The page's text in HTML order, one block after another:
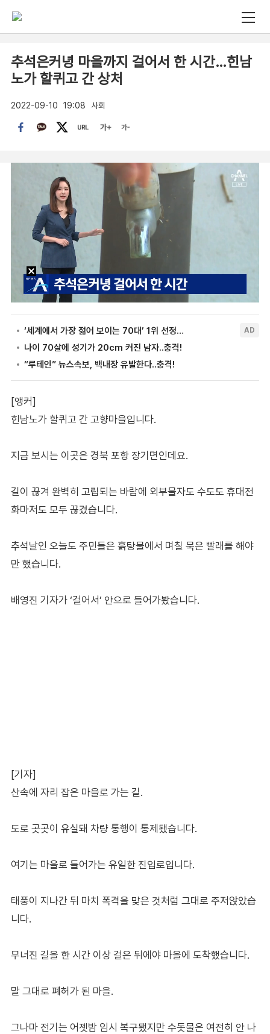
추석은커녕 마을까지 걸어서 한 시간…힌남
노가 할퀴고 간 상처
2022-09-10 19:08 사회
[앵커]
힌남노가 할퀴고 간 고향마을입니다.
지금 보시는 이곳은 경북 포항 장기면인데요.
길이 끊겨 완벽히 고립되는 바람에 외부물자도 수도도 휴대전
화마저도 모두 끊겼습니다.
추석날인 오늘도 주민들은 흙탕물에서 며칠 묵은 빨래를 해야
만 했습니다.
배영진 기자가 ‘걸어서’ 안으로 들어가봤습니다.
[기자]
산속에 자리 잡은 마을로 가는 길.
도로 곳곳이 유실돼 차량 통행이 통제됐습니다.
여기는 마을로 들어가는 유일한 진입로입니다.
태풍이 지나간 뒤 마치 폭격을 맞은 것처럼 그대로 주저앉았습
니다.
무너진 길을 한 시간 이상 걸은 뒤에야 마을에 도착했습니다.
말 그대로 폐허가 된 마을.
그나마 전기는 어젯밤 임시 복구됐지만 수돗물은 여전히 안 나